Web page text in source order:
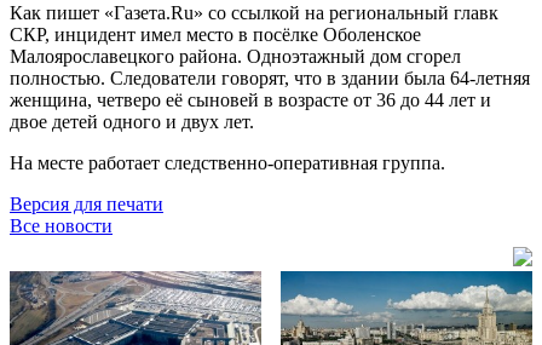
Как пишет «Газета.Ru» со ссылкой на региональный главк
СКР, инцидент имел место в посёлке Оболенское
Малоярославецкого района. Одноэтажный дом сгорел
полностью. Следователи говорят, что в здании была 64-летняя
женщина, четверо её сыновей в возрасте от 36 до 44 лет и
двое детей одного и двух лет.
На месте работает следственно-оперативная группа.
Версия для печати
Все новости